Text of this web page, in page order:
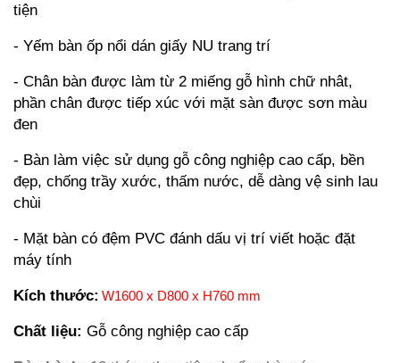
tiện
- Yếm bàn ốp nổi dán giấy NU trang trí
- Chân bàn được làm từ 2 miếng gỗ hình chữ nhât,
phần chân được tiếp xúc với mặt sàn được sơn màu
đen
- Bàn làm việc sử dụng gỗ công nghiệp cao cấp, bền
đẹp, chống trầy xước, thấm nước, dễ dàng vệ sinh lau
chùi
- Mặt bàn có đệm PVC đánh dấu vị trí viết hoặc đặt
máy tính
Kích thước: W1600 x D800 x H760 mm
Chất liệu: Gỗ công nghiệp cao cấp